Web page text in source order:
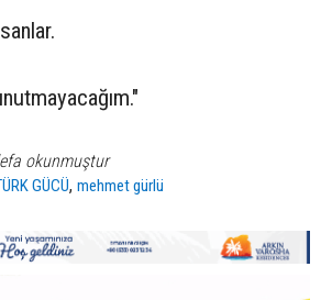
okunmuştur
GÜCÜ,mehmet gürlü